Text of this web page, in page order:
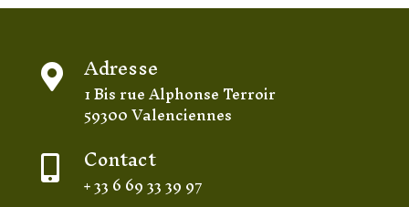
 Adresse
1 Bis rue Alphonse Terroir
59300 Valenciennes
 Contact
+ 33 6 69 33 39 97